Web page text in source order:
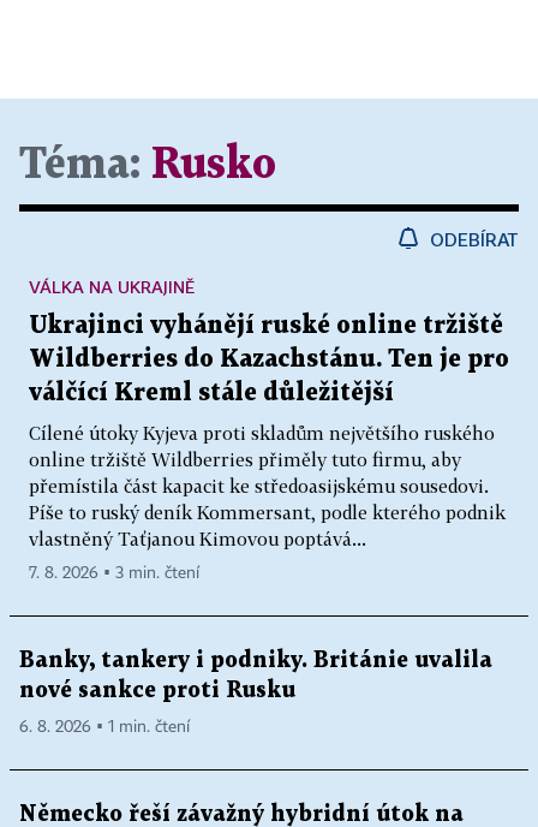
Téma: Rusko
ODEBÍRAT
Ukrajinci vyhánějí ruské online tržiště
Wildberries do Kazachstánu. Ten je pro
válčící Kreml stále důležitější
Cílené útoky Kyjeva proti skladům největšího ruského
online tržiště Wildberries přiměly tuto firmu, aby
přemístila část kapacit ke středoasijskému sousedovi.
Píše to ruský deník Kommersant, podle kterého podnik
vlastněný Taťjanou Kimovou poptává...
VÁLKA NA UKRAJINĚ
7. 8. 2026 ▪ 3 min. čtení
Banky, tankery i podniky. Británie uvalila
nové sankce proti Rusku
6. 8. 2026 ▪ 1 min. čtení
Německo řeší závažný hybridní útok na